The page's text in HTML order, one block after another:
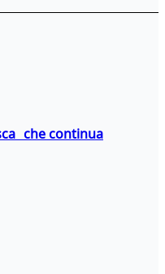
che continua